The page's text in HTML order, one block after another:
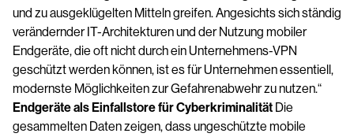
und zu ausgeklügelten Mitteln greifen. Angesichts sich ständig
verändernder IT-Architekturen und der Nutzung mobiler
Endgeräte, die oft nicht durch ein Unternehmens-VPN
geschützt werden können, ist es für Unternehmen essentiell,
modernste Möglichkeiten zur Gefahrenabwehr zu nutzen.“
Endgeräte als Einfallstore für Cyberkriminalität Die
gesammelten Daten zeigen, dass ungeschützte mobile